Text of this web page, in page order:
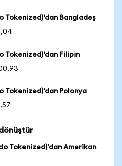
Tokenized)'dan Bangladeş
Tokenized)'dan Filipin
Tokenized)'dan Polonya
Tokenized)'dan Amerikan